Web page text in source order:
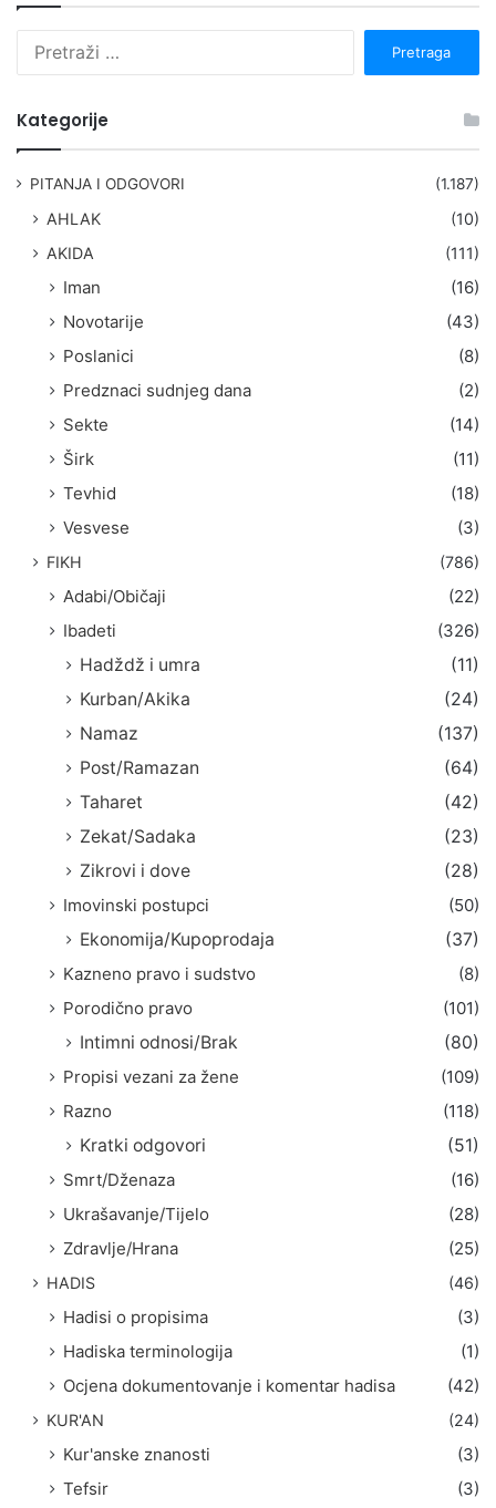
Kategorije
PITANJA I ODGOVORI (1.187)
AHLAK
(10)
AKIDA
(111)
Iman
(16)
Novotarije
(43)
Poslanici
(8)
Predznaci sudnjeg dana
(2)
Sekte
(14)
Širk
(11)
Tevhid
(18)
Vesvese
(3)
FIKH (786)
Adabi/Običaji
(22)
Ibadeti
(326)
Hadždž i umra
(11)
Kurban/Akika
(24)
Namaz
(137)
Post/Ramazan
(64)
Taharet
(42)
Zekat/Sadaka
(23)
Zikrovi i dove
(28)
Imovinski postupci
(50)
Ekonomija/Kupoprodaja
(37)
Kazneno pravo i sudstvo
(8)
Porodično pravo
(101)
Intimni odnosi/Brak
(80)
Propisi vezani za žene
(109)
Razno
(118)
Kratki odgovori
(51)
Smrt/Dženaza
(16)
Ukrašavanje/Tijelo
(28)
Zdravlje/Hrana
(25)
HADIS (46)
Hadisi o propisima
(3)
Hadiska terminologija
(1)
Ocjena dokumentovanje i komentar hadisa
(42)
KUR'AN (24)
Kur'anske znanosti
(3)
Tefsir
(3)